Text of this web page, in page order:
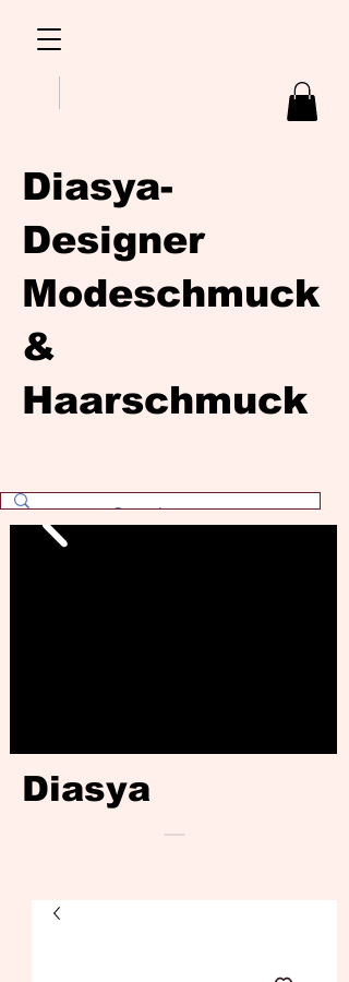
Diasya-
Designer
Modeschmuck
&
Haarschmuck
Diasya